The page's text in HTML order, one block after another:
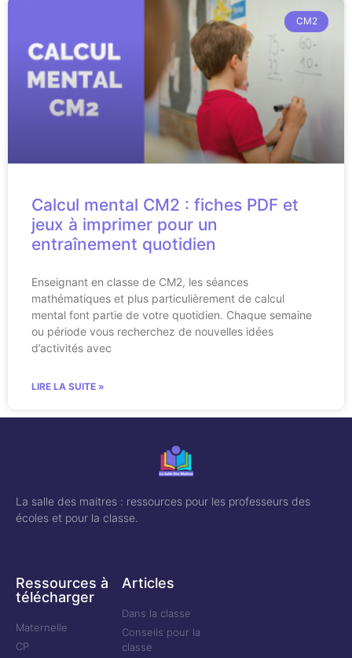
CM2
Calcul mental CM2 : fiches PDF et
jeux à imprimer pour un
entraînement quotidien
Enseignant en classe de CM2, les séances
mathématiques et plus particulièrement de calcul
mental font partie de votre quotidien. Chaque semaine
ou période vous recherchez de nouvelles idées
d’activités avec
LIRE LA SUITE »
La salle des maitres : ressources pour les professeurs des
écoles et pour la classe.
Ressources à
télécharger
Maternelle
CP
Articles
Dans la classe
Conseils pour la
classe